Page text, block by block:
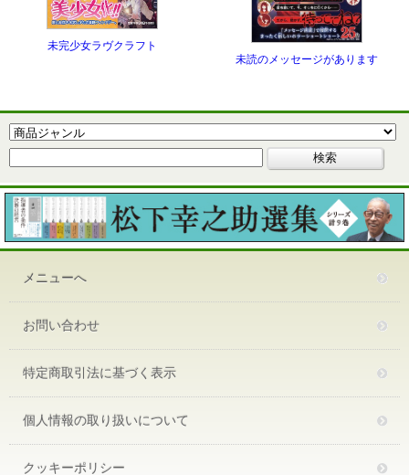
未完少女ラヴクラフト
未読のメッセージがあります
メニューへ
お問い合わせ
特定商取引法に基づく表示
個人情報の取り扱いについて
クッキーポリシー